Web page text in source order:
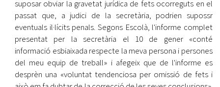
suposar obviar la gravetat jurídica de fets ocorreguts en el
passat que, a judici de la secretària, podrien supossr
eventuals il·lícits penals. Segons Escolà, l'informe complet
presentat per la secretària el 10 de gener «conté
informació esbiaixada respecte la meva persona i persones
del meu equip de treball» i afegeix que de l'informe es
desprèn una «voluntat tendenciosa per omissió de fets i